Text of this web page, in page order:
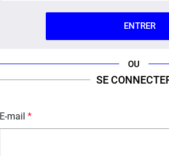
ENTRER
OU
SE
E-mail
Fabriqué en France ; Dosage PG/VG